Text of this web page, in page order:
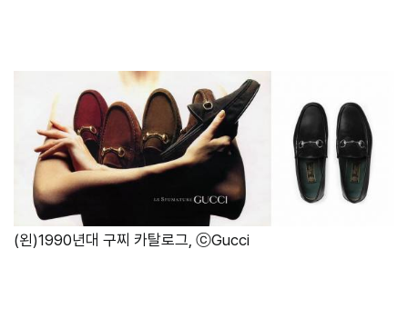
(왼)1990년대 구찌 카탈로그, ⓒGucci